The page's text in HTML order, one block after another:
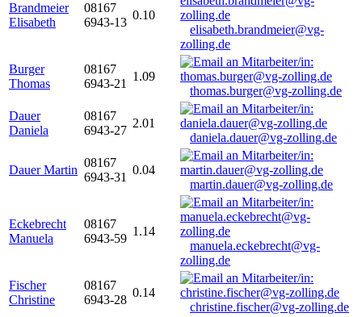
Brandmeier
Elisabeth
08167
6943-13
0.10
elisabeth.brandmeier@vg-
zolling.de
Burger
Thomas
08167
6943-21
1.09
thomas.burger@vg-zolling.de
Dauer
Daniela
08167
6943-27
2.01
daniela.dauer@vg-zolling.de
Dauer Martin
08167
6943-31
0.04
martin.dauer@vg-zolling.de
Eckebrecht
Manuela
08167
6943-59
1.14
manuela.eckebrecht@vg-
zolling.de
Fischer
Christine
08167
6943-28
0.14
christine.fischer@vg-zolling.de